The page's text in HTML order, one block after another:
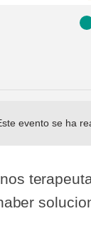
evento se ha